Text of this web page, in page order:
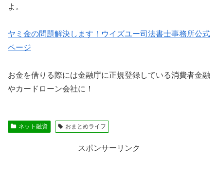
よ。
ヤミ金の問題解決します！ウイズユー司法書士事務所公式
ページ
お金を借りる際には金融庁に正規登録している消費者金融
やカードローン会社に！
ネット融資 おまとめライフ
スポンサーリンク